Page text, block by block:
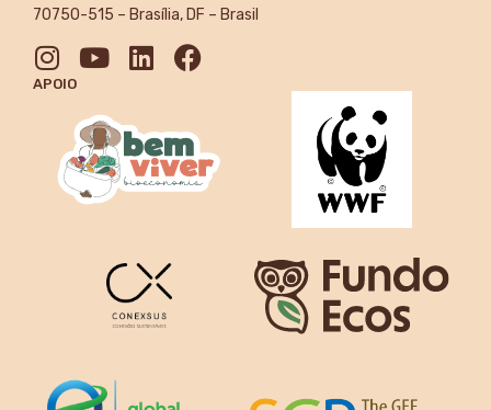
70750-515 – Brasília, DF – Brasil
APOIO